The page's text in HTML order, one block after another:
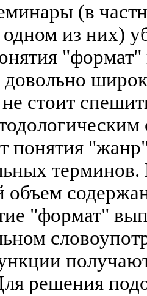
(в
из них)
"формат"
довольно
стоит
понятия
терминов.
объем
"формат"
решения